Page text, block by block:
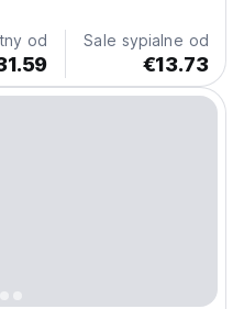
od Sale sypialne od
€13.73